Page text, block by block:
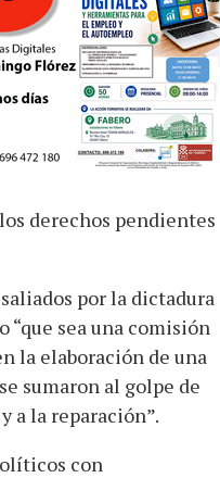
derechos pendientes
por la dictadura
“que sea una comisión
la elaboración de una
sumaron al golpe de
a la reparación”.
con